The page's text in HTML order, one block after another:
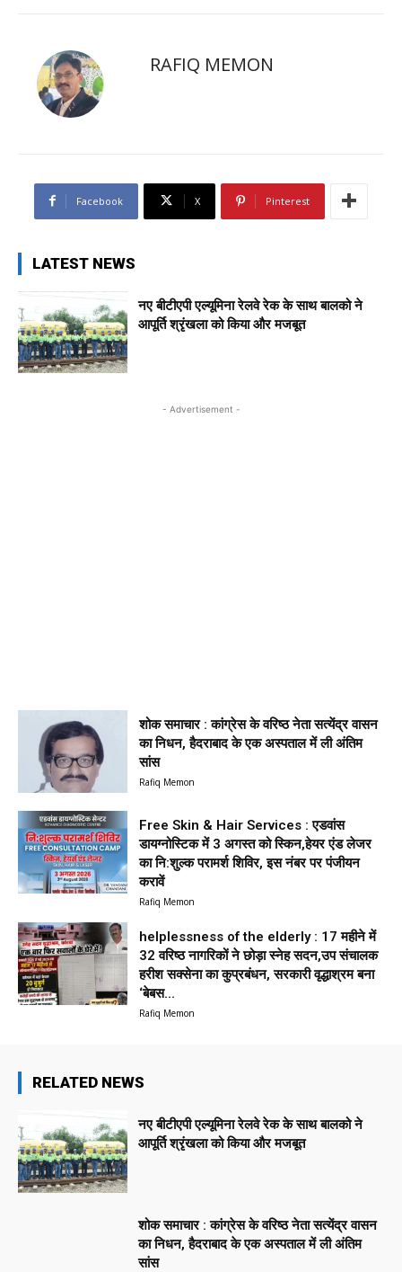
RAFIQ MEMON
Facebook X Pinterest
LATEST NEWS
नए बीटीएपी एल्यूमिना रेलवे रेक के साथ बालको ने
आपूर्ति श्रृंखला को किया और मजबूत
- Advertisement -
शोक समाचार : कांग्रेस के वरिष्ठ नेता सत्येंद्र वासन
का निधन, हैदराबाद के एक अस्पताल में ली अंतिम
सांस
Rafiq Memon
Free Skin & Hair Services : एडवांस
डायग्नोस्टिक में 3 अगस्त को स्किन,हेयर एंड लेजर
का नि:शुल्क परामर्श शिविर, इस नंबर पर पंजीयन
करावें
Rafiq Memon
helplessness of the elderly : 17 महीने में
32 वरिष्ठ नागरिकों ने छोड़ा स्नेह सदन,उप संचालक
हरीश सक्सेना का कुप्रबंधन, सरकारी वृद्धाश्रम बना
‘बेबस...
Rafiq Memon
RELATED NEWS
नए बीटीएपी एल्यूमिना रेलवे रेक के साथ बालको ने
आपूर्ति श्रृंखला को किया और मजबूत
शोक समाचार : कांग्रेस के वरिष्ठ नेता सत्येंद्र वासन
का निधन, हैदराबाद के एक अस्पताल में ली अंतिम
सांस